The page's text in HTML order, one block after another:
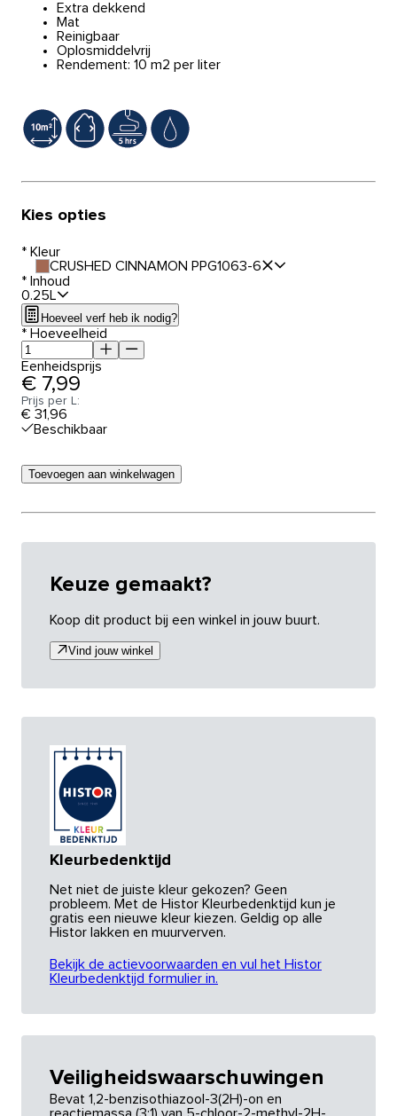
Extra dekkend
Mat
Reinigbaar
Oplosmiddelvrij
Rendement: 10 m2 per liter
Kies opties
* Kleur
CRUSHED CINNAMON PPG1063-6
* Inhoud
0.25L
Hoeveel verf heb ik nodig?
* Hoeveelheid
Eenheidsprijs
€ 7,99
Prijs per L:
€ 31,96
Beschikbaar
Toevoegen aan winkelwagen
Keuze gemaakt?
Koop dit product bij een winkel in jouw buurt.
Vind jouw winkel
Kleurbedenktijd
Net niet de juiste kleur gekozen? Geen
probleem. Met de Histor Kleurbedenktijd kun je
gratis een nieuwe kleur kiezen. Geldig op alle
Histor lakken en muurverven.
Bekijk de actievoorwaarden en vul het Histor
Kleurbedenktijd formulier in.
Veiligheidswaarschuwingen
Bevat 1,2-benzisothiazool-3(2H)-on en
reactiemassa (3:1) van 5-chloor-2-methyl-2H-